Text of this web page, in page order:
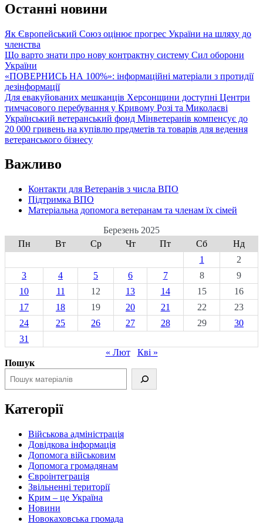
Останні новини
Як Європейський Союз оцінює прогрес України на шляху до
членства
Що варто знати про нову контрактну систему Сил оборони
України
«ПОВЕРНИСЬ НА 100%»: інформаційні матеріали з протидії
дезінформації
Для евакуйованих мешканців Херсонщини доступні Центри
тимчасового перебування у Кривому Розі та Миколаєві
Український ветеранський фонд Мінветеранів компенсує до
20 000 гривень на купівлю предметів та товарів для ведення
ветеранського бізнесу
Важливо
Контакти для Ветеранів з числа ВПО
Підтримка ВПО
Матеріальна допомога ветеранам та членам їх сімей
Березень 2025
Пн
Вт Ср Чт Пт Сб
Нд
1
2
3
4 5 6 7 8
9
10
11 12 13 14 15
16
17
18 19 20 21 22
23
24
25 26 27 28 29
30
31
« Лют
Кві »
Пошук
Категорії
Військова адміністрація
Довідкова інформація
Допомога військовим
Допомога громадянам
Євроінтеграція
Звільненні території
Крим – це Україна
Новини
Новокаховська громада